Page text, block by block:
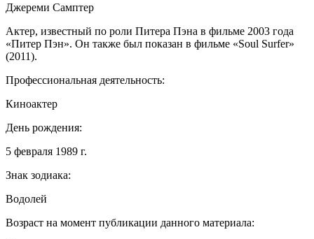
Джереми Самптер
Актер, известный по роли Питера Пэна в фильме 2003 года
«Питер Пэн». Он также был показан в фильме «Soul Surfer»
(2011).
Профессиональная деятельность:
Киноактер
День рождения:
5 февраля 1989 г.
Знак зодиака:
Водолей
Возраст на момент публикации данного материала: